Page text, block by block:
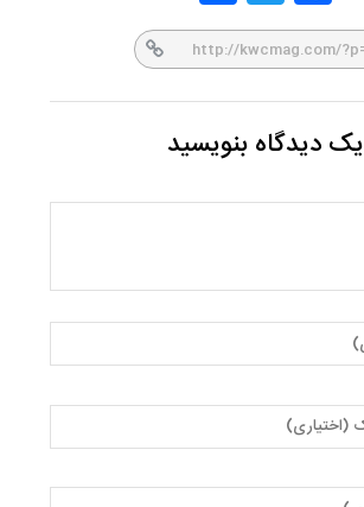
book
er
یک دیدگاه بنویسید